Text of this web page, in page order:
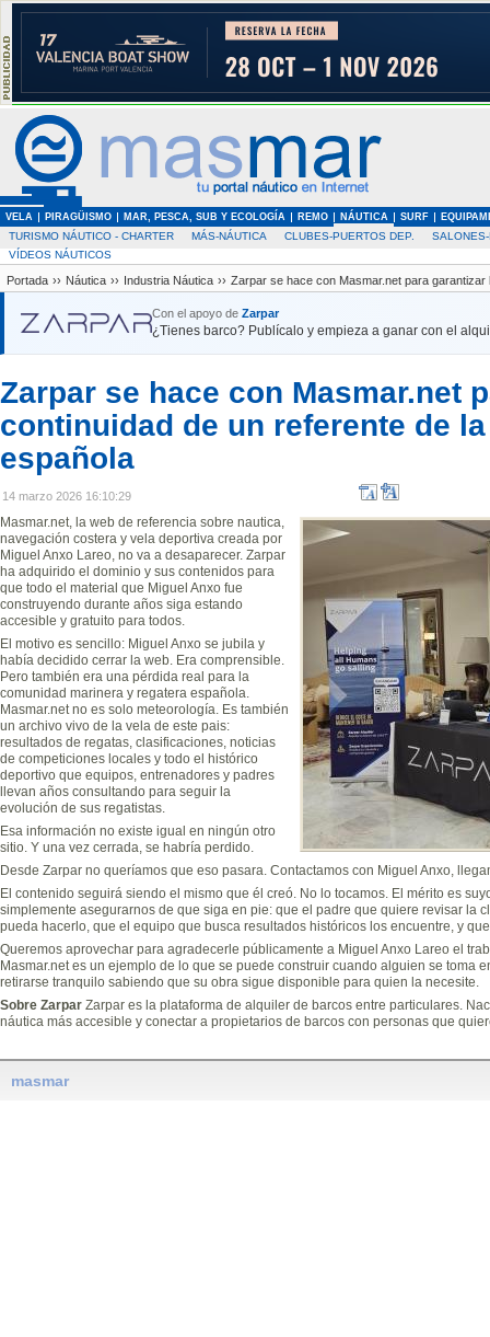
VELA PIRAGÜISMO MAR, PESCA, SUB Y ECOLOGÍA REMO NÁUTICA SURF
TURISMO NÁUTICO - CHARTER MÁS-NÁUTICA CLUBES-PUERTOS DEP.
VÍDEOS NÁUTICOS
Portada ›› Náutica ›› Industria Náutica ›› Zarpar se hace con Masmar.net para
Con el apoyo de Zarpar
¿Tienes barco? Publícalo y empieza a ganar con el
Zarpar se hace con Masmar.net
continuidad de un referente de
española
14 marzo 2026 16:10:29
Masmar.net, la web de referencia sobre nautica,
navegación costera y vela deportiva creada por
Miguel Anxo Lareo, no va a desaparecer. Zarpar
ha adquirido el dominio y sus contenidos para
que todo el material que Miguel Anxo fue
construyendo durante años siga estando
accesible y gratuito para todos.
El motivo es sencillo: Miguel Anxo se jubila y
había decidido cerrar la web. Era comprensible.
Pero también era una pérdida real para la
comunidad marinera y regatera española.
Masmar.net no es solo meteorología. Es también
un archivo vivo de la vela de este pais:
resultados de regatas, clasificaciones, noticias
de competiciones locales y todo el histórico
deportivo que equipos, entrenadores y padres
llevan años consultando para seguir la
evolución de sus regatistas.
Esa información no existe igual en ningún otro
sitio. Y una vez cerrada, se habría perdido.
Desde Zarpar no queríamos que eso pasara. Contactamos con Miguel Anxo,
El contenido seguirá siendo el mismo que él creó. No lo tocamos. El mérito es
simplemente asegurarnos de que siga en pie: que el padre que quiere revisar la
pueda hacerlo, que el equipo que busca resultados históricos los encuentre, y
Queremos aprovechar para agradecerle públicamente a Miguel Anxo Lareo el
Masmar.net es un ejemplo de lo que se puede construir cuando alguien se toma
retirarse tranquilo sabiendo que su obra sigue disponible para quien la necesite.
Sobre Zarpar Zarpar es la plataforma de alquiler de barcos entre particulares.
náutica más accesible y conectar a propietarios de barcos con personas que
masmar